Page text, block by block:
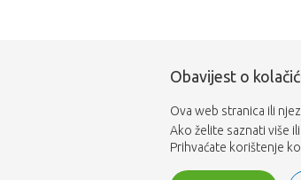
Obavijest o
Ova web stranica ili
Ako želite saznati više
Prihvaćate korištenje